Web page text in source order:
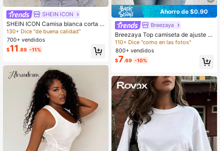
SHEIN ICON
SHEIN ICON Camisa blanca corta c
on detalle de solapa y cordón en el l
ateral
130+ Dice "de buena calidad"
700+ vendidos
$11 .89 -11%
Ahorro de $0.90
Breezaya
Breezaya Top camiseta de ajuste c
eñido con decoración floral 3D de u
nicolor para mujer, perfecto para el
verano
110+ Dice "como en las fotos"
800+ vendidos
$7.69 -10%